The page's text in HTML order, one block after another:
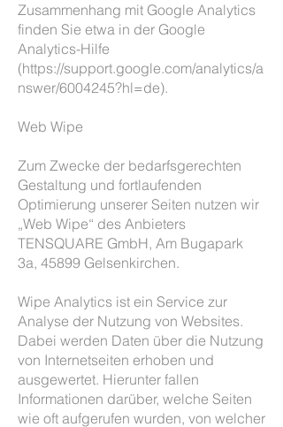
Zusammenhang mit Google Analytics
finden Sie etwa in der Google
Analytics-Hilfe
(https://support.google.com/analytics/a
nswer/6004245?hl=de).
Web Wipe
Zum Zwecke der bedarfsgerechten
Gestaltung und fortlaufenden
Optimierung unserer Seiten nutzen wir
„Web Wipe“ des Anbieters
TENSQUARE GmbH, Am Bugapark
3a, 45899 Gelsenkirchen.
Wipe Analytics ist ein Service zur
Analyse der Nutzung von Websites.
Dabei werden Daten über die Nutzung
von Internetseiten erhoben und
ausgewertet. Hierunter fallen
Informationen darüber, welche Seiten
wie oft aufgerufen wurden, von welcher